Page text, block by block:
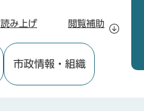
み上げ 閲覧補助
市政情報 ・組織